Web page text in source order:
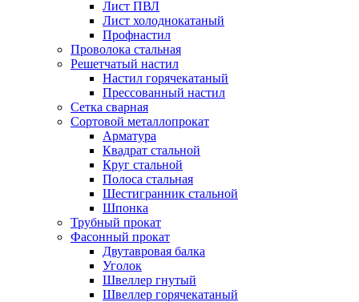
Лист ПВЛ
Лист холоднокатаный
Профнастил
Проволока стальная
Решетчатый настил
Настил горячекатаный
Прессованный настил
Сетка сварная
Сортовой металлопрокат
Арматура
Квадрат стальной
Круг стальной
Полоса стальная
Шестигранник стальной
Шпонка
Трубный прокат
Фасонный прокат
Двутавровая балка
Уголок
Швеллер гнутый
Швеллер горячекатаный